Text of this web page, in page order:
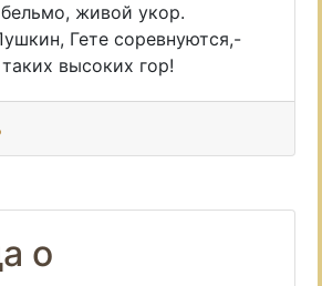
живой укор.
Гете соревнуются,-
высоких гор!
о